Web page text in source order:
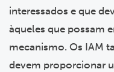
interessados e que
àqueles que possam
mecanismo. Os IAM
devem proporcionar